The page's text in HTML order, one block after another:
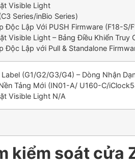
Visible Light
Series/inBio Series)
Độc Lập Với PUSH Firmware (F18-
Visible Light – Bảng Điều Khiển Truy
Độc Lập với Pull & Standalone
(G1/G2/G3/G4) – Dòng Nhận
Tảng Mới (IN01-A/ U160-C/
Visible Light N/A
kiểm soát cửa